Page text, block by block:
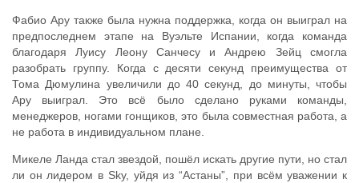
Фабио Ару также была нужна поддержка, когда он выиграл на
предпоследнем этапе на Вуэльте Испании, когда команда
благодаря Луису Леону Санчесу и Андрею Зейц смогла
разобрать группу. Когда с десяти секунд преимущества от
Тома Дюмулина увеличили до 40 секунд, до минуты, чтобы
Ару выиграл. Это всё было сделано руками команды,
менеджеров, ногами гонщиков, это была совместная работа, а
не работа в индивидуальном плане.
Микеле Ланда стал звездой, пошёл искать другие пути, но стал
ли он лидером в Sky, уйдя из “Астаны”, при всём уважении к